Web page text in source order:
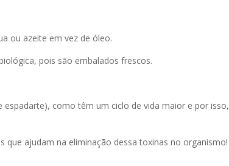
ou azeite em vez de óleo.
pois são embalados frescos.
como têm um ciclo de vida maior e por isso,
ajudam na eliminação dessa toxinas no organismo!